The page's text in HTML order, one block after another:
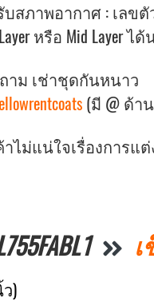
บสภาพอากาศ : เลข
หรือ Mid Layer ไ
าม เช่าชุดกันหนาว
(มี @ ด้า
ไม่แน่ใจเรื่องการแ
ว)